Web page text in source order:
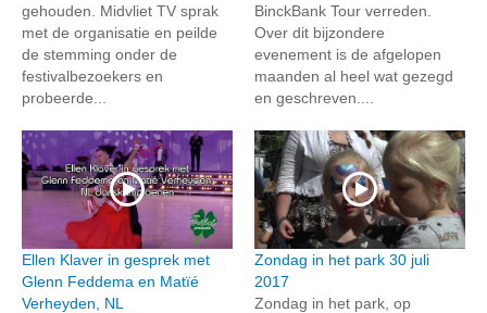
gehouden. Midvliet TV sprak
met de organisatie en peilde
de stemming onder de
festivalbezoekers en
probeerde...
BinckBank Tour verreden.
Over dit bijzondere
evenement is de afgelopen
maanden al heel wat gezegd
en geschreven....
Ellen Klaver in gesprek met
Glenn Feddema en Matïé
Verheyden, NL
Zondag in het park 30 juli
2017
Zondag in het park, op